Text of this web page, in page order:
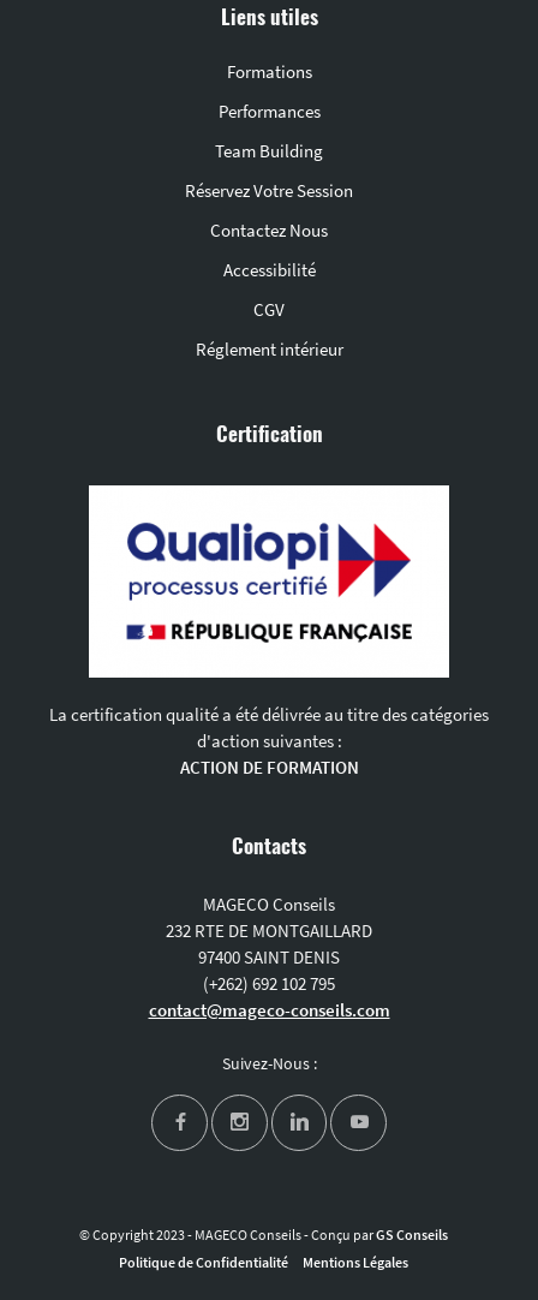
Liens utiles
Formations
Performances
Team Building
Réservez Votre Session
Contactez Nous
Accessibilité
CGV
Réglement intérieur
Certification
La certification qualité a été délivrée au titre des catégories
d'action suivantes :
ACTION DE FORMATION
Contacts
MAGECO Conseils
232 RTE DE MONTGAILLARD
97400 SAINT DENIS
(+262) 692 102 795
contact@mageco-conseils.com
Suivez-Nous :
© Copyright 2023 - MAGECO Conseils - Conçu parGS Conseils
Politique de Confidentialité
Mentions Légales